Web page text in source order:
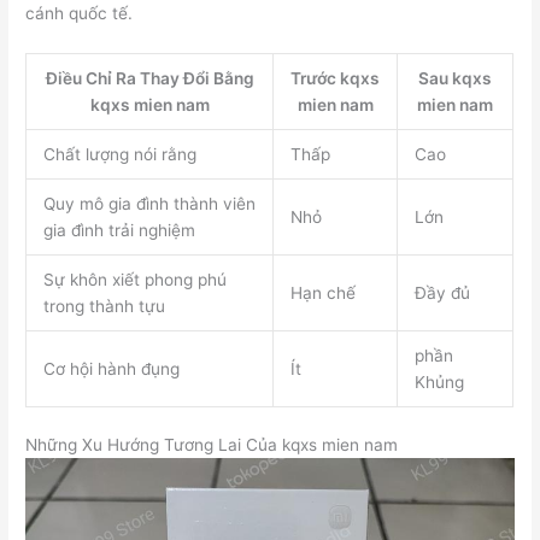
cánh quốc tế.
Điều Chỉ Ra Thay Đổi Bằng
kqxs mien nam
Trước kqxs
mien nam
Sau kqxs
mien nam
Chất lượng nói rằng Thấp Cao
Quy mô gia đình thành viên
gia đình trải nghiệm
Nhỏ Lớn
Sự khôn xiết phong phú
trong thành tựu
Hạn chế Đầy đủ
Cơ hội hành đụng Ít
phần
Khủng
Những Xu Hướng Tương Lai Của kqxs mien nam